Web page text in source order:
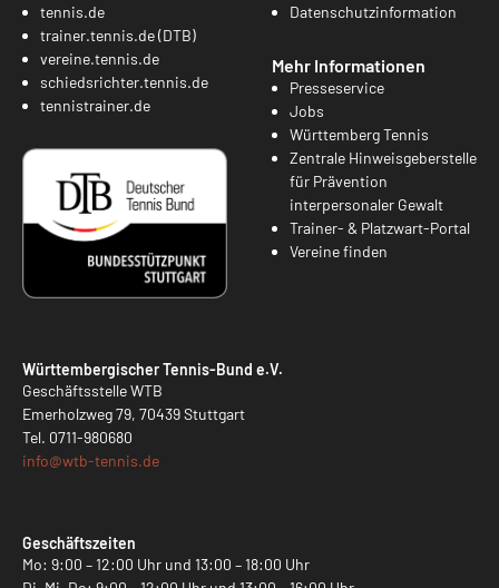
tennis.de
trainer.tennis.de (DTB)
vereine.tennis.de
schiedsrichter.tennis.de
tennistrainer.de
Datenschutzinformation
Mehr Informationen
Presseservice
Jobs
Württemberg Tennis
Zentrale Hinweisgeberstelle
für Prävention
interpersonaler Gewalt
Trainer- & Platzwart-Portal
Vereine finden
Württembergischer Tennis-Bund e.V.
Geschäftsstelle WTB
Emerholzweg 79, 70439 Stuttgart
Tel. 0711-980680
info@wtb-tennis.de
Geschäftszeiten
Mo: 9:00 – 12:00 Uhr und 13:00 – 18:00 Uhr